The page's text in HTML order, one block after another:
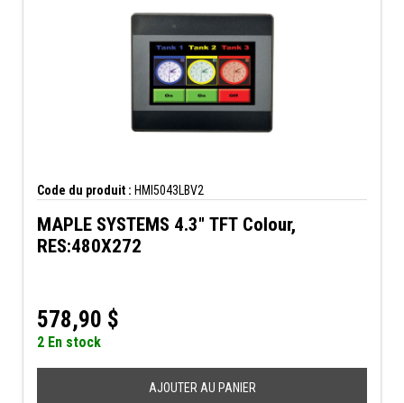
Code du produit : HMI5043LBV2
MAPLE SYSTEMS 4.3" TFT Colour,
RES:480X272
578,90 $
2 En stock
AJOUTER AU PANIER